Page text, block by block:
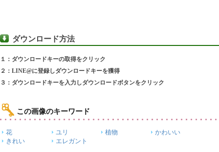
ダウンロード方法
１：ダウンロードキーの取得をクリック
２：LINE@に登録しダウンロードキーを獲得
３：ダウンロードキーを入力しダウンロードボタンをクリック
この画像のキーワード
花 ユリ 植物
かわいい
きれい
エレガント